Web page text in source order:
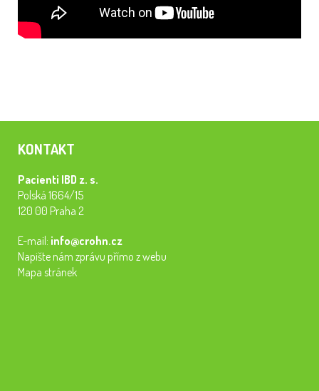
KONTAKT
Pacienti IBD z. s.
Polská 1664/15
120 00 Praha 2
E-mail: info@crohn.cz
Napište nám zprávu přímo z webu
Mapa stránek